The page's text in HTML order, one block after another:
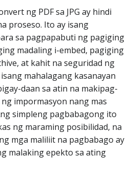
ng PDF sa JPG ay hindi
proseso. Ito ay isang
sa pagpapabuti ng pagiging
madaling i-embed, pagiging
at kahit na seguridad ng
mahalagang kasanayan
daan sa atin na makipag-
impormasyon nang mas
simpleng pagbabagong ito
ng maraming posibilidad, na
mga maliliit na pagbabago ay
malaking epekto sa ating